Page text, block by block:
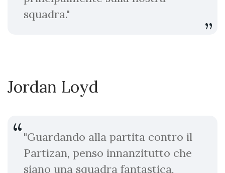
squadra."
Jordan Loyd
"Guardando alla partita contro il
Partizan, penso innanzitutto che
siano una squadra fantastica,